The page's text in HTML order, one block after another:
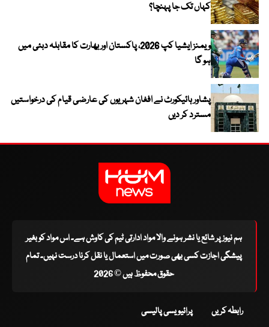
کہاں تک جا پہنچا؟
ویمنز ایشیا کپ 2026، پاکستان اور بھارت کا مقابلہ دبئی میں
ہو گا
پشاور ہائیکورٹ نے افغان شہریوں کی عارضی قیام کی درخواستیں
مسترد کر دیں
ہم نیوز پر شائع یا نشر ہونے والا مواد ادارتی ٹیم کی کاوش ہے۔ اس مواد کو بغیر
پیشگی اجازت کسی بھی صورت میں استعمال یا نقل کرنا درست نہیں۔ تمام
حقوق محفوظ ہیں © 2026
رابطہ کریں پرائیویسی پالیسی